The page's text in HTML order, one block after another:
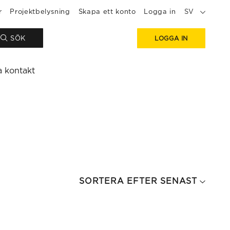
Projektbelysning Skapa ett konto Logga in SV
SÖK LOGGA IN
kontakt